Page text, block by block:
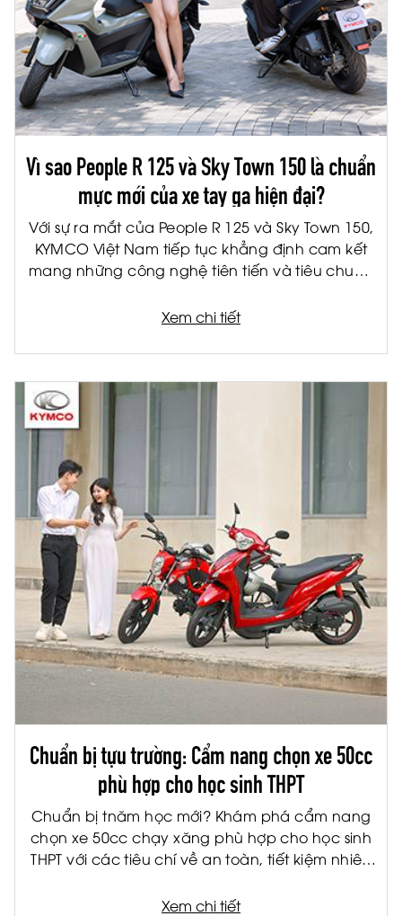
Vì sao People R 125 và Sky Town 150 là chuẩn
mực mới của xe tay ga hiện đại?
Với sự ra mắt của People R 125 và Sky Town 150,
KYMCO Việt Nam tiếp tục khẳng định cam kết
mang những công nghệ tiên tiến và tiêu chuẩn
Được phát triển trên nền tảng sản phẩm châu
ứng nhu cầu di chuyển hàng ngày mà còn mở
ra một chuẩn mực mới về trải nghiệm lái xe hiện
Xem chi tiết
Chuẩn bị tựu trường: Cẩm nang chọn xe 50cc
phù hợp cho học sinh THPT
Chuẩn bị tnăm học mới? Khám phá cẩm nang
chọn xe 50cc chạy xăng phù hợp cho học sinh
THPT với các tiêu chí về an toàn, tiết kiệm nhiên
Xem chi tiết